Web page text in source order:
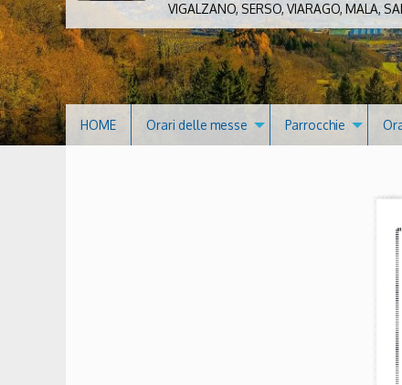
VIGALZANO, SERSO, VIARAGO, MALA,
HOME Orari delle messe Parrocchie